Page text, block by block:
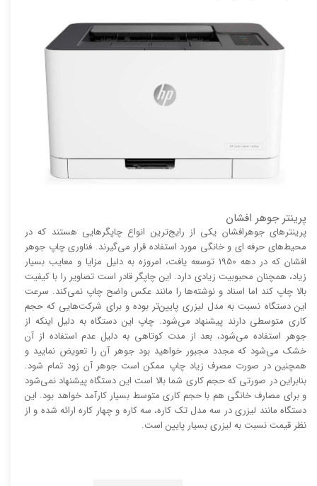
پرینتر جوهر افشان
پرینتر‌های جوهرافشان یکی از رایج‌ترین انواع چاپگر‌هایی هستند که در
محیط‌های حرفه ای و خانگی مورد استفاده قرار می‌گیرند. فناوری چاپ جوهر
افشان که در دهه 1950 توسعه یافت، امروزه به دلیل مزایا و معایب بسیار
زیاد، همچنان محبوبیت زیادی دارد. این چاپگر قادر است تصاویر را با کیفیت
بالا چاپ کند اما اسناد و نوشته‌ها را مانند عکس واضح چاپ نمی‌کند. سرعت
این دستگاه نسبت به مدل لیزری پایین‌تر بوده و برای شرکت‌هایی که حجم
کاری متوسطی دارند پیشنهاد می‌شود. چاپ این دستگاه به دلیل اینکه از
جوهر استفاده می‌شود، بعد از مدت کوتاهی به دلیل عدم استفاده از آن
خشک می‌شود که مجدد مجبور خواهید بود جوهر آن را تعویض نمایید و
همچنین در صورت مصرف زیاد چاپ ممکن است جوهر آن زود تمام شود.
بنابراین در صورتی که حجم کاری شما بالا است این دستگاه پیشنهاد نمی‌شود
و برای مصارف خانگی هم با حجم کاری متوسط بسیار کارآمد خواهد بود. این
دستگاه مانند لیزری در سه مدل تک کاره، سه کاره و چهار کاره ارائه شده و از
نظر قیمت نسبت به لیزری بسیار پایین است.